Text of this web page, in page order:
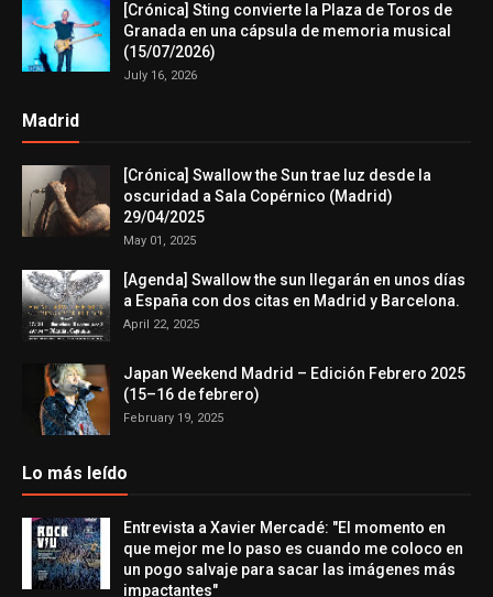
[Crónica] Sting convierte la Plaza de Toros de
Granada en una cápsula de memoria musical
(15/07/2026)
July 16, 2026
Madrid
[Crónica] Swallow the Sun trae luz desde la
oscuridad a Sala Copérnico (Madrid)
29/04/2025
May 01, 2025
[Agenda] Swallow the sun llegarán en unos días
a España con dos citas en Madrid y Barcelona.
April 22, 2025
Japan Weekend Madrid – Edición Febrero 2025
(15–16 de febrero)
February 19, 2025
Lo más leído
Entrevista a Xavier Mercadé: "El momento en
que mejor me lo paso es cuando me coloco en
un pogo salvaje para sacar las imágenes más
impactantes"